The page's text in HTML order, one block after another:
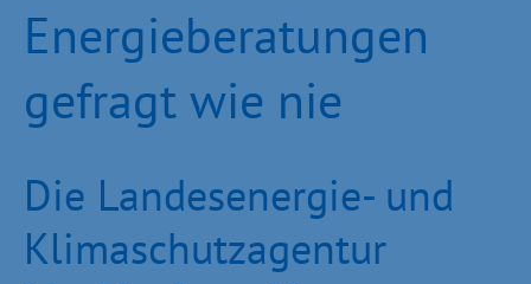
Energieberatungen
gefragt wie nie
Die Landesenergie- und
Klimaschutzagentur